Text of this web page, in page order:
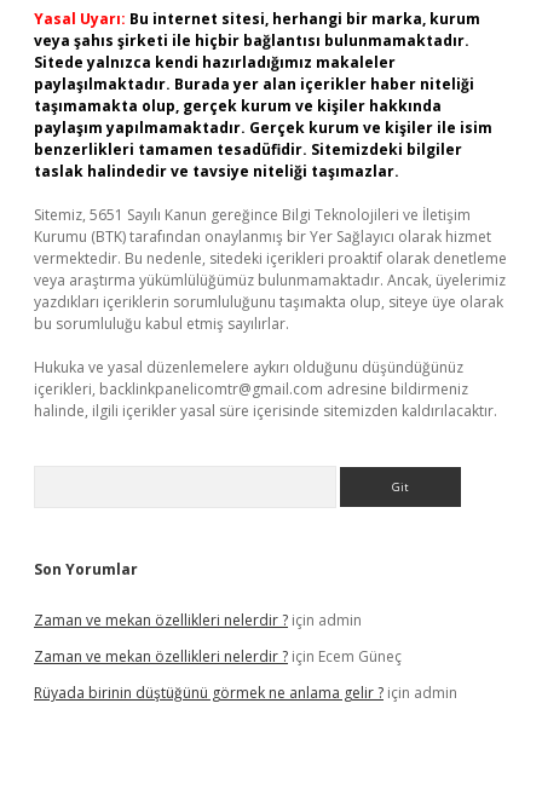
Yasal Uyarı: Bu internet sitesi, herhangi bir marka, kurum
veya şahıs şirketi ile hiçbir bağlantısı bulunmamaktadır.
Sitede yalnızca kendi hazırladığımız makaleler
paylaşılmaktadır. Burada yer alan içerikler haber niteliği
taşımamakta olup, gerçek kurum ve kişiler hakkında
paylaşım yapılmamaktadır. Gerçek kurum ve kişiler ile isim
benzerlikleri tamamen tesadüfidir. Sitemizdeki bilgiler
taslak halindedir ve tavsiye niteliği taşımazlar.
Sitemiz, 5651 Sayılı Kanun gereğince Bilgi Teknolojileri ve İletişim
Kurumu (BTK) tarafından onaylanmış bir Yer Sağlayıcı olarak hizmet
vermektedir. Bu nedenle, sitedeki içerikleri proaktif olarak denetleme
veya araştırma yükümlülüğümüz bulunmamaktadır. Ancak, üyelerimiz
yazdıkları içeriklerin sorumluluğunu taşımakta olup, siteye üye olarak
bu sorumluluğu kabul etmiş sayılırlar.
Hukuka ve yasal düzenlemelere aykırı olduğunu düşündüğünüz
içerikleri, backlinkpanelicomtr@gmail.com adresine bildirmeniz
halinde, ilgili içerikler yasal süre içerisinde sitemizden kaldırılacaktır.
Son Yorumlar
Zaman ve mekan özellikleri nelerdir ? için admin
Zaman ve mekan özellikleri nelerdir ? için Ecem Güneç
Rüyada birinin düştüğünü görmek ne anlama gelir ? için admin